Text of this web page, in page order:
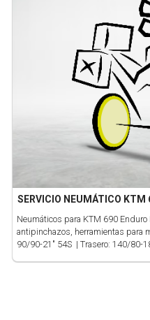
SERVICIO NEUMÁTICO KTM
Neumáticos para KTM 690
antipinchazos, herramientas para
90/90-21" 54S | Trasero: 140/80-18" 70S | Apriete eje